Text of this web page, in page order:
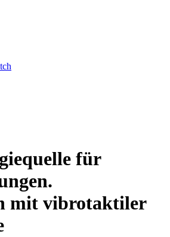
für
mit vibrotaktiler